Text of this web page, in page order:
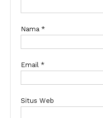
Nama *
Email *
Situs Web